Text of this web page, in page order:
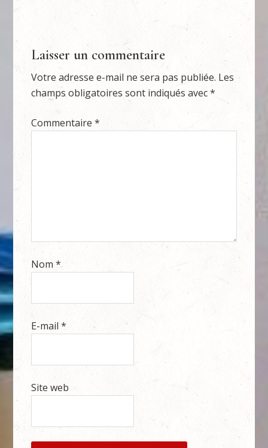
Laisser un commentaire
Votre adresse e-mail ne sera pas publiée. Les
champs obligatoires sont indiqués avec*
Commentaire*
Nom*
E-mail*
Site web